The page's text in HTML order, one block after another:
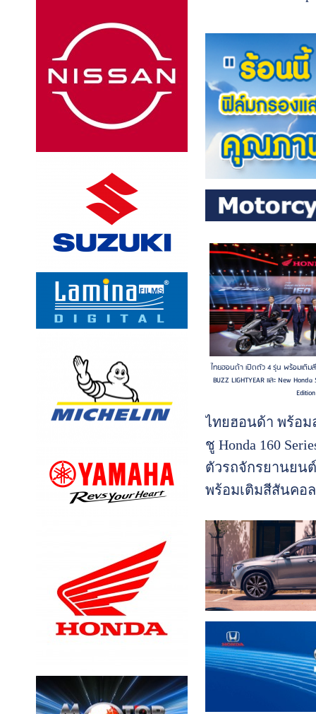
ทางการใน
ประเทศไทย รถย
รุ่นพิเศษที่ได้รับกา
พัฒนาขึ้นเพื่อรำลึ
และเฉลิมฉลองกา
ลับมาของแบรนด์
Land Rover สู่เวที
แข่งขันผจญภัยร
นานาชาติอันเลื่อ
สะท้อนถึงจิตวิญ
แห่งการผจญภัย
แข็งแกร่ง และ
สมรรถนะอันแท้จ
ของ Defender ที่พ
ลุยได้ในทุกสภาพ
ทาง ...(อ่านต่อ)
ไทยฮอนด้า เปิดตัว 4 รุ่น พร้อมเติ
BUZZ LIGHTYEAR และ New
Edition
ไทยฮอนด้า พร้อม
ชู Honda 160
ตัวรถจักรยานยน
พร้อมเติมสีสันคอ
และ New Honda
Tokyo 80s
ทัพทุกเซกเมนต์ ต
เป็นผู้นำตลาด ...(